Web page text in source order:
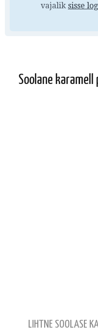
vajalik sisse
Soolane
LIHTNE SOOLASE